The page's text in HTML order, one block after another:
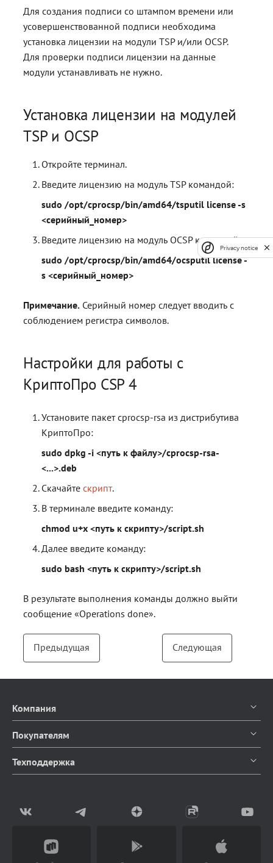
Для создания подписи со штампом времени или
усовершенствованной подписи необходима
установка лицензии на модули TSP и/или OCSP.
Для проверки подписи лицензии на данные
модули устанавливать не нужно.
Установка лицензии на модулей
TSP и OCSP
Откройте терминал.
Введите лицензию на модуль TSP командой:
sudo /opt/cprocsp/bin/amd64/tsputil license -s
<серийный_номер>
Введите лицензию на модуль OCSP командой:
sudo /opt/cprocsp/bin/amd64/ocsputil license -
s <серийный_номер>
Примечание. Серийный номер следует вводить с
соблюдением регистра символов.
Настройки для работы с
КриптоПро CSP 4
Установите пакет cprocsp-rsa из дистрибутива
КриптоПро:
sudo dpkg -i <путь к файлу>/cprocsp-rsa-
<...>.deb
Скачайтескрипт.
В терминале введите команду:
chmod u+x <путь к скрипту>/script.sh
Далее введите команду:
sudo bash <путь к скрипту>/script.sh
В результате выполнения команды должно выйти
сообщение «Operations done».
Предыдущая Следующая
Компания
О компании
Блог
Покупателям
Каталог продуктов
Техподдержка
Написать в чат
(Работает с 9 до 18 ч)
Privacy notice